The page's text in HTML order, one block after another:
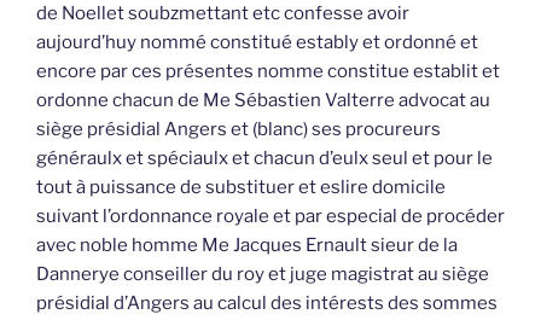
de Noellet soubzmettant etc confesse avoir
aujourd’huy nommé constitué estably et ordonné et
encore par ces présentes nomme constitue establit et
ordonne chacun de Me Sébastien Valterre advocat au
siège présidial Angers et (blanc) ses procureurs
généraulx et spéciaulx et chacun d’eulx seul et pour le
tout à puissance de substituer et eslire domicile
suivant l’ordonnance royale et par especial de procéder
avec noble homme Me Jacques Ernault sieur de la
Dannerye conseiller du roy et juge magistrat au siège
présidial d’Angers au calcul des intérests des sommes